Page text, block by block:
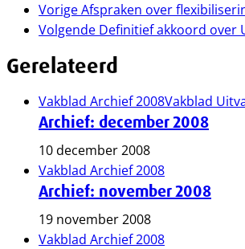
VorigeAfspraken over
Volgende Definitief akkoord over
Gerelateerd
Vakblad Archief 2008Vakblad
Archief: december 2008
10 december 2008
Vakblad Archief 2008
Archief: november 2008
19 november 2008
Vakblad Archief 2008